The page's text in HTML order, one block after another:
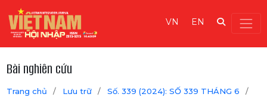
VN EN
Bài nghiên cứu
Trang chủ / Lưu trữ / Số. 339 (2024): SỐ 339 THÁNG 6
/